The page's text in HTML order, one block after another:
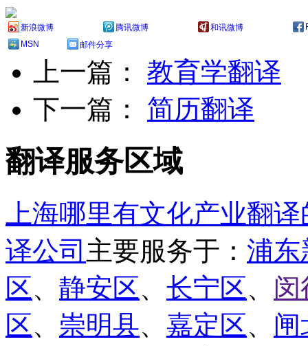
新浪微博 腾讯微博 和讯微博
MSN
邮件分享
上一篇： 教育学翻译
下一篇： 简历翻译
翻译服务区域
上海哪里有文化产业翻
译公司 主要服务于： 浦东
区、 静安区、 长宁区、 闵
区、 崇明县、 嘉定区、 闸